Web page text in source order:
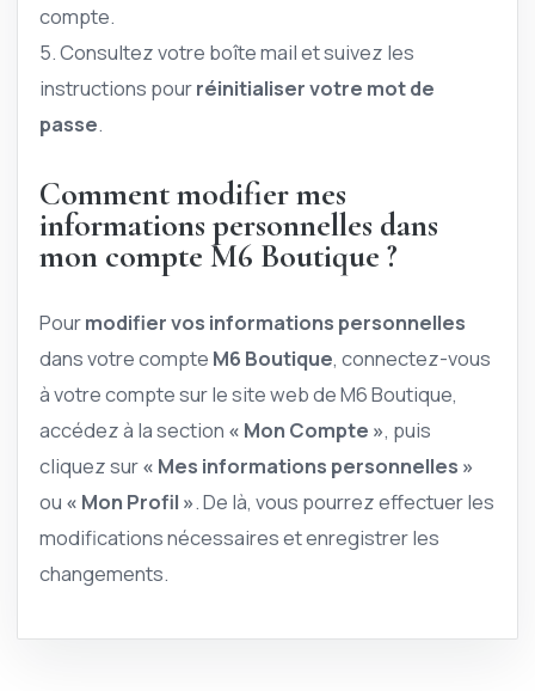
compte.
5. Consultez votre boîte mail et suivez les
instructions pourréinitialiser votre mot de
passe.
Comment modifier mes
informations personnelles dans
mon compte M6 Boutique ?
Pourmodifier vos informations personnelles
dans votre compte M6 Boutique, connectez-vous
à votre compte sur le site web de M6 Boutique,
accédez à la section « Mon Compte », puis
cliquez sur« Mes informations personnelles »
ou « Mon Profil ». De là, vous pourrez effectuer les
modifications nécessaires et enregistrer les
changements.